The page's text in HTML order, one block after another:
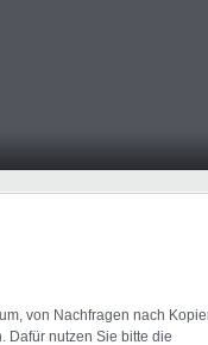
von Nachfragen nach
Dafür nutzen Sie bitte die